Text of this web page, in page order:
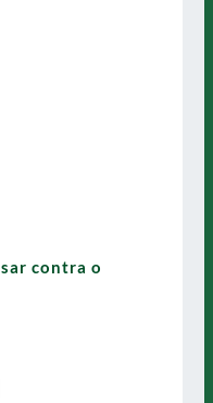
contra o